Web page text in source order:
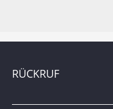
RÜCKRUF